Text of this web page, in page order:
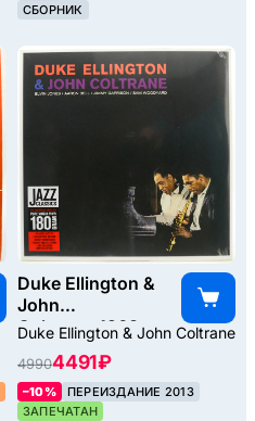
СБОРНИК
Duke Ellington &
John
Coltrane, 1963
Duke Ellington & John Coltrane
49904491 ₽
–10%
ПЕРЕИЗДАНИЕ 2013
ЗАПЕЧАТАН